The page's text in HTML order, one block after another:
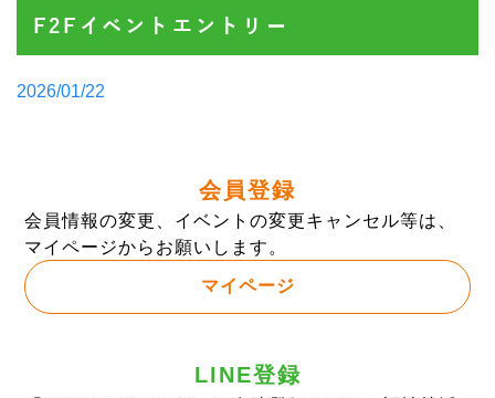
F2Fイベントエントリー
Posted
2026/01/22
会員登録
会員情報の変更、イベントの変更キャンセル等は、
マイページからお願いします。
マイページ
LINE登録